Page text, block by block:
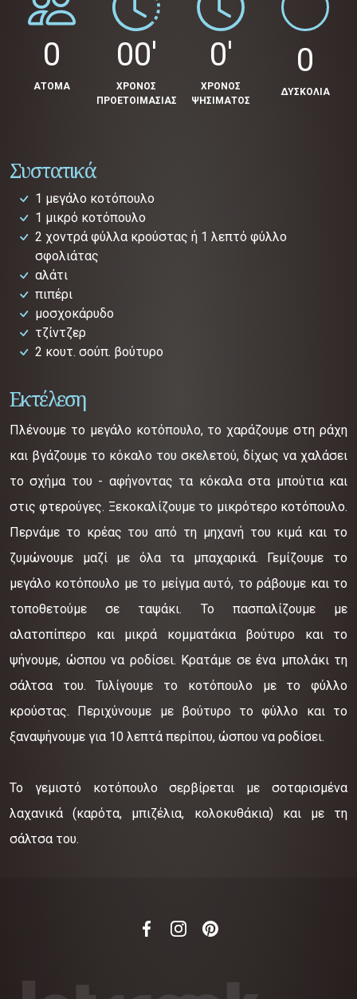
0
ΑΤΟΜΑ
00'
ΧΡΟΝΟΣ
ΠΡΟΕΤΟΙΜΑΣΙΑΣ
0'
ΧΡΟΝΟΣ
ΨΗΣΙΜΑΤΟΣ
0
ΔΥΣΚΟΛΙΑ
Συστατικά
1 μεγάλο κοτόπουλο
1 μικρό κοτόπουλο
2 χοντρά φύλλα κρούστας ή 1 λεπτό φύλλο
σφολιάτας
αλάτι
πιπέρι
μοσχοκάρυδο
τζίντζερ
2 κουτ. σούπ. βούτυρο
Εκτέλεση
Πλένουμε το μεγάλο κοτόπουλο, το χαράζουμε στη ράχη
και βγάζουμε το κόκαλο του σκελετού, δίχως να χαλάσει
το σχήμα του - αφήνοντας τα κόκαλα στα μπούτια και
στις φτερούγες. Ξεκοκαλίζουμε το μικρότερο κοτόπουλο.
Περνάμε το κρέας του από τη μηχανή του κιμά και το
ζυμώνουμε μαζί με όλα τα μπαχαρικά. Γεμίζουμε το
μεγάλο κοτόπουλο με το μείγμα αυτό, το ράβουμε και το
τοποθετούμε σε ταψάκι. Το πασπαλίζουμε με
αλατοπίπερο και μικρά κομματάκια βούτυρο και το
ψήνουμε, ώσπου να ροδίσει. Κρατάμε σε ένα μπολάκι τη
σάλτσα του. Τυλίγουμε το κοτόπουλο με το φύλλο
κρούστας. Περιχύνουμε με βούτυρο το φύλλο και το
ξαναψήνουμε για 10 λεπτά περίπου, ώσπου να ροδίσει.
Το γεμιστό κοτόπουλο σερβίρεται με σοταρισμένα
λαχανικά (καρότα, μπιζέλια, κολοκυθάκια) και με τη
σάλτσα του.